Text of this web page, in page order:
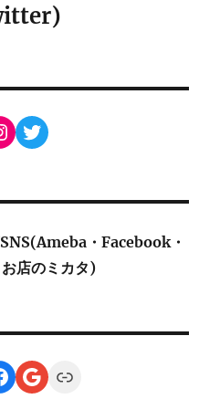
Twitter
・Facebook・
店のミカタ)
Google
Link